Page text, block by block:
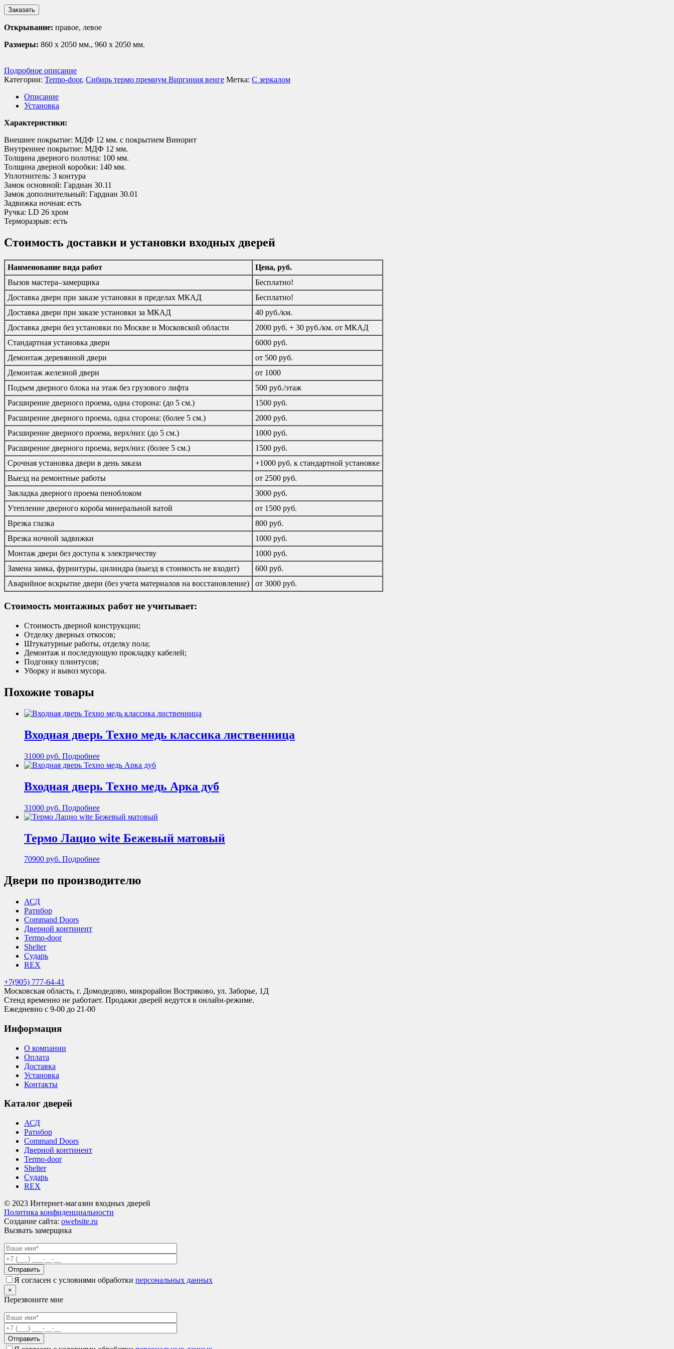
Заказать
Открывание: правое, левое
Размеры: 860 х 2050 мм., 960 х 2050 мм.
Подробное описание
Категории: Termo-door, Сибирь термо премиум Виргиния венге Метка: С зеркалом
Описание
Установка
Характеристики:
Внешнее покрытие: МДФ 12 мм. с покрытием Винорит
Внутреннее покрытие: МДФ 12 мм.
Толщина дверного полотна: 100 мм.
Толщина дверной коробки: 140 мм.
Уплотнитель: 3 контура
Замок основной: Гардиан 30.11
Замок дополнительный: Гардиан 30.01
Задвижка ночная: есть
Ручка: LD 26 хром
Терморазрыв: есть
Стоимость доставки и установки входных дверей
Наименование вида работ
Цена, руб.
Вызов мастера–замерщика
Бесплатно!
Доставка двери при заказе установки в пределах МКАД
Бесплатно!
Доставка двери при заказе установки за МКАД
40 руб./км.
Доставка двери без установки по Москве и Московской области
2000 руб. + 30 руб./км. от МКАД
Стандартная установка двери
6000 руб.
Демонтаж деревянной двери
от 500 руб.
Демонтаж железной двери
от 1000
Подъем дверного блока на этаж без грузового лифта
500 руб./этаж
Расширение дверного проема, одна сторона: (до 5 см.)
1500 руб.
Расширение дверного проема, одна сторона: (более 5 см.)
2000 руб.
Расширение дверного проема, верх/низ: (до 5 см.)
1000 руб.
Расширение дверного проема, верх/низ: (более 5 см.)
1500 руб.
Срочная установка двери в день заказа
+1000 руб. к стандартной установке
Выезд на ремонтные работы
от 2500 руб.
Закладка дверного проема пеноблоком
3000 руб.
Утепление дверного короба минеральной ватой
от 1500 руб.
Врезка глазка
800 руб.
Врезка ночной задвижки
1000 руб.
Монтаж двери без доступа к электричеству
1000 руб.
Замена замка, фурнитуры, цилиндра (выезд в стоимость не входит)
600 руб.
Аварийное вскрытие двери (без учета материалов на восстановление)
от 3000 руб.
Стоимость монтажных работ не учитывает:
Стоимость дверной конструкции;
Отделку дверных откосов;
Штукатурные работы, отделку пола;
Демонтаж и последующую прокладку кабелей;
Подгонку плинтусов;
Уборку и вывоз мусора.
Похожие товары
Входная дверь Техно медь классика лиственница
31000 руб. Подробнее
Входная дверь Техно медь Арка дуб
31000 руб. Подробнее
Термо Лацио wite Бежевый матовый
70900 руб. Подробнее
Двери по производителю
АСД
Ратибор
Command Doors
Дверной континент
Termo-door
Shelter
Сударь
REX
+7(905) 777-64-41
Московская область, г. Домодедово, микрорайон Востряково, ул. Заборье, 1Д
Стенд временно не работает. Продажи дверей ведутся в онлайн-режиме.
Ежедневно с 9-00 до 21-00
Информация
О компании
Оплата
Доставка
Установка
Контакты
Каталог дверей
АСД
Ратибор
Command Doors
Дверной континент
Termo-door
Shelter
Сударь
REX
© 2023 Интернет-магазин входных дверей
Политика конфиденциальности
Создание сайта: owebsite.ru
Вызвать замерщика
Я согласен с условиями обработки персональных данных
×
Перезвоните мне